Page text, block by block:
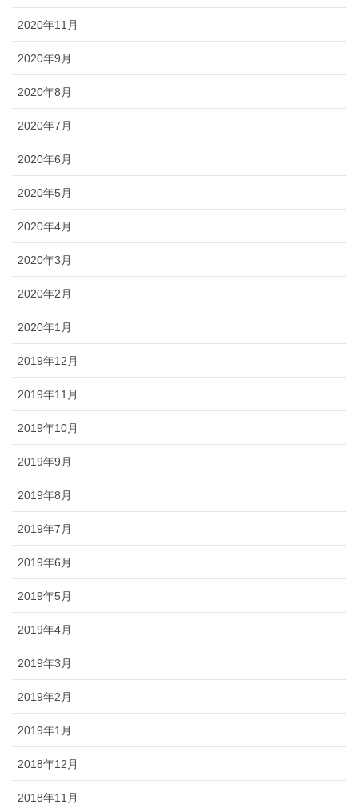
2020年11月
2020年9月
2020年8月
2020年7月
2020年6月
2020年5月
2020年4月
2020年3月
2020年2月
2020年1月
2019年12月
2019年11月
2019年10月
2019年9月
2019年8月
2019年7月
2019年6月
2019年5月
2019年4月
2019年3月
2019年2月
2019年1月
2018年12月
2018年11月